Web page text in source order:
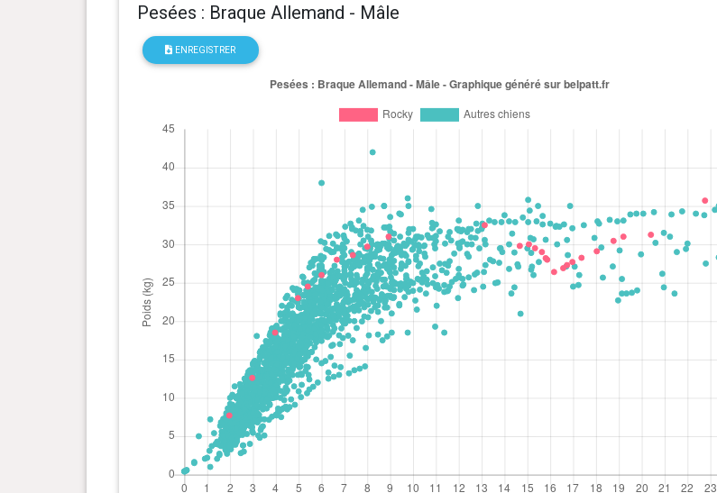
1 an(s), 4 mois et 5 jour(s)
1 an(s), 3 mois et 26 jour(s) 28 kg
1 an(s), 3 mois et 24 jour(s)
29.5 kg
1 an(s), 3 mois et 2 jour(s) 30 kg
1 an(s), 2 mois et 20 jour(s) 29.8 kg
1 an(s), 1 mois et 4 jour(s)
0 an(s), 8 mois et 28 jour(s) 31 kg
0 an(s), 8 mois et 0 jour(s) 29.7 kg
Pesées : Braque Allemand - Mâle
ENREGISTRER